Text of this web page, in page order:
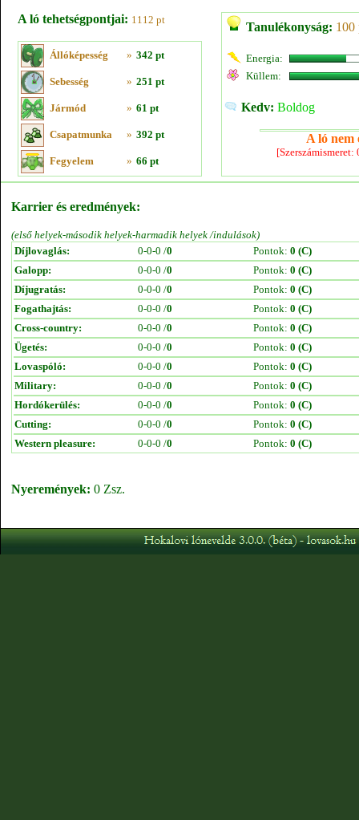
A ló tehetségpontjai: 1112 pt
Állóképesség » 342 pt
Sebesség » 251 pt
Jármód » 61 pt
Csapatmunka » 392 pt
Fegyelem » 66 pt
Tanulékonyság: 100
Energia:
Küllem:
Kedv: Boldog
A ló nem
Karrier és eredmények:
(első helyek-második helyek-harmadik helyek /indulások)
Díjlovaglás:
0-0-0 /0 Pontok: 0 (C)
Galopp:
0-0-0 /0 Pontok: 0 (C)
Díjugratás:
0-0-0 /0 Pontok: 0 (C)
Fogathajtás:
0-0-0 /0 Pontok: 0 (C)
Cross-country:
0-0-0 /0 Pontok: 0 (C)
Ügetés:
0-0-0 /0 Pontok: 0 (C)
Lovaspóló:
0-0-0 /0 Pontok: 0 (C)
Military:
0-0-0 /0 Pontok: 0 (C)
Hordókerülés:
0-0-0 /0 Pontok: 0 (C)
Cutting:
0-0-0 /0 Pontok: 0 (C)
Western pleasure:
0-0-0 /0 Pontok: 0 (C)
Nyeremények: 0 Zsz.